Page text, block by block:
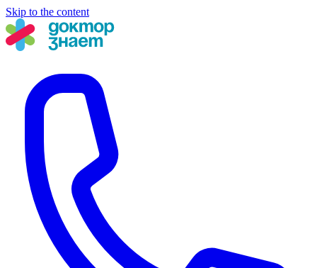
Skip to the content